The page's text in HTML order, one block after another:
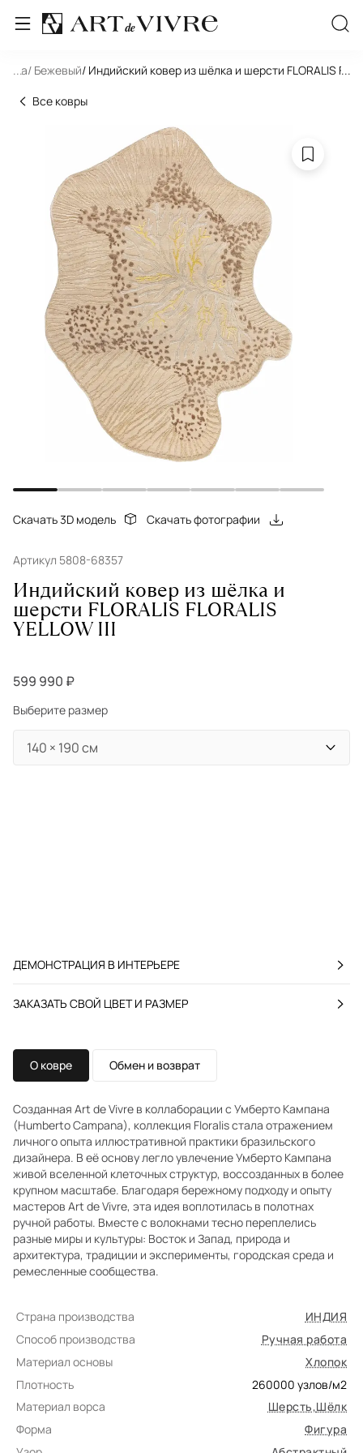
... / Бежевый/ Индийский ковер из шёлка и шерсти FLORALIS
...
Все ковры
Скачать 3D модель Скачать фотографии
Артикул 5808-68357
Индийский ковер из шёлка и
шерсти FLORALIS FLORALIS
YELLOW III
599 990 ₽
Выберите размер
ДЕМОНСТРАЦИЯ В ИНТЕРЬЕРЕ
ЗАКАЗАТЬ СВОЙ ЦВЕТ И РАЗМЕР
О ковре Обмен и возврат
Созданная Art de Vivre в коллаборации с Умберто Кампана
(Humberto Campana), коллекция Floralis стала отражением
личного опыта иллюстративной практики бразильского
дизайнера. В её основу легло увлечение Умберто Кампана
живой вселенной клеточных структур, воссозданных в более
крупном масштабе. Благодаря бережному подходу и опыту
мастеров Art de Vivre, эта идея воплотилась в полотнах
ручной работы. Вместе с волокнами тесно переплелись
разные миры и культуры: Восток и Запад, природа и
архитектура, традиции и эксперименты, городская среда и
ремесленные сообщества.
Страна производства
ИНДИЯ
Способ производства
Ручная работа
Материал основы
Хлопок
Плотность
260000 узлов/м2
Материал ворса
Шерсть,Шёлк
Форма
Фигура